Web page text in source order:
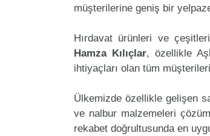
müşterilerine geniş bir
Hırdavat ürünleri ve
Hamza Kılıçlar, özellikle
ihtiyaçları olan tüm
Ülkemizde özellikle gelişen
ve nalbur malzemeleri
rekabet doğrultusunda en